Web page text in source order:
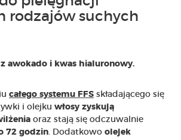
rodzajów suchych
awokado i kwas hialuronowy.
całego systemu FFS składającego się
i olejku włosy zyskują
oraz stają się odczuwalnie
72 godzin. Dodatkowo olejek